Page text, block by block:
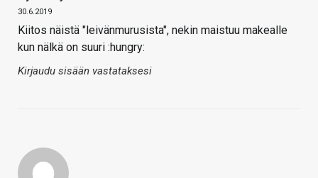
30.6.2019
Kiitos näistä "leivänmurusista", nekin maistuu makealle
kun nälkä on suuri :hungry:
Kirjaudu sisään vastataksesi